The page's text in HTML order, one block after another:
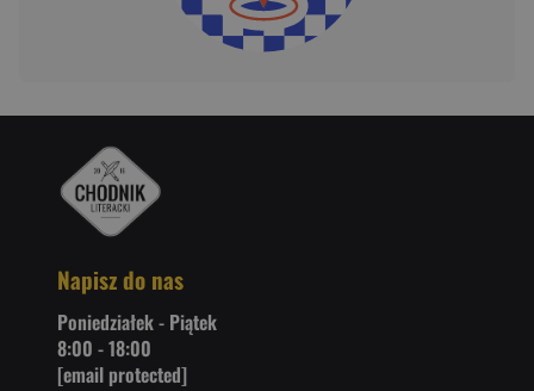
Napisz do nas
Poniedziałek - Piątek
8:00 - 18:00
[email protected]